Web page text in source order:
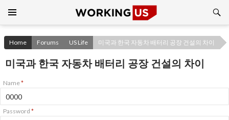
CONTENT
Home Forums US Life 미국과 한국 자동차 배터리 공장 건설의 차이
미국과 한국 자동차 배터리 공장 건설의 차이
Name*
Password *